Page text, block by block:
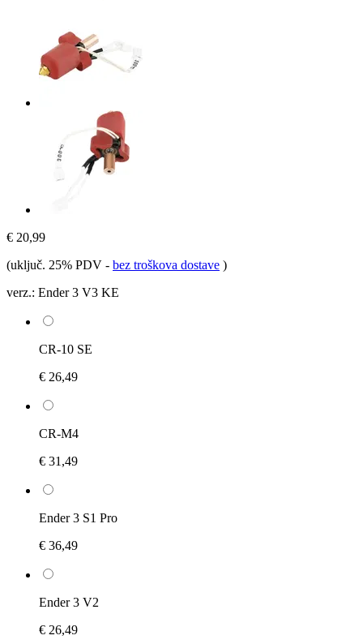
€ 20,99
(uključ. 25% PDV - bez troškova dostave )
verz.: Ender 3 V3 KE
CR-10 SE
€ 26,49
CR-M4
€ 31,49
Ender 3 S1 Pro
€ 36,49
Ender 3 V2
€ 26,49